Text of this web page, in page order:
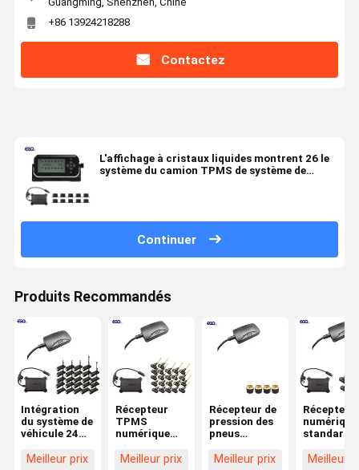
+86 13924218288
Contactez
L'affichage à cristaux liquides montrent 26 le
système du camion TPMS de système de
Continuer
Produits Recommandés
Intégration
du système de
véhicule 24
de données
Meilleur prix
Récepteur
TPMS
numérique
camions et
Meilleur prix
Récepteur de
pression des
pneus
LCD 24V pour
Meilleur prix
Récepteur
numérique
standard
à 6 roues
Meilleur